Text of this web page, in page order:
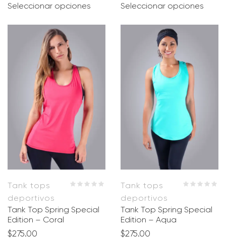
Seleccionar opciones Seleccionar opciones
Tank tops
deportivos
Tank Top Spring Special
Edition – Coral
$275.00
Tank tops
deportivos
Tank Top Spring Special
Edition – Aqua
$275.00